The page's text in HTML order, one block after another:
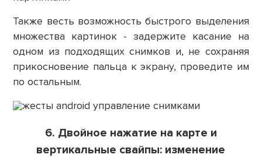
Также весть возможность быстрого выделения
множества картинок - задержите касание на
одном из подходящих снимков и, не сохраняя
прикосновение пальца к экрану, проведите им
по остальным.
6. Двойное нажатие на карте и
вертикальные свайпы: изменение